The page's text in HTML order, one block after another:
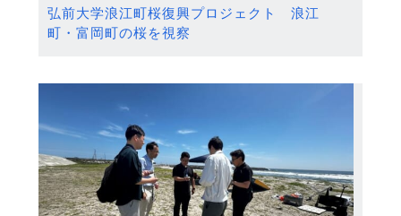
弘前大学浪江町桜復興プロジェクト 浪江
町・富岡町の桜を視察